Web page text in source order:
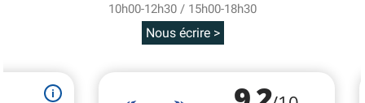
10h00-12h30 / 15h00-18h30
Nous écrire >